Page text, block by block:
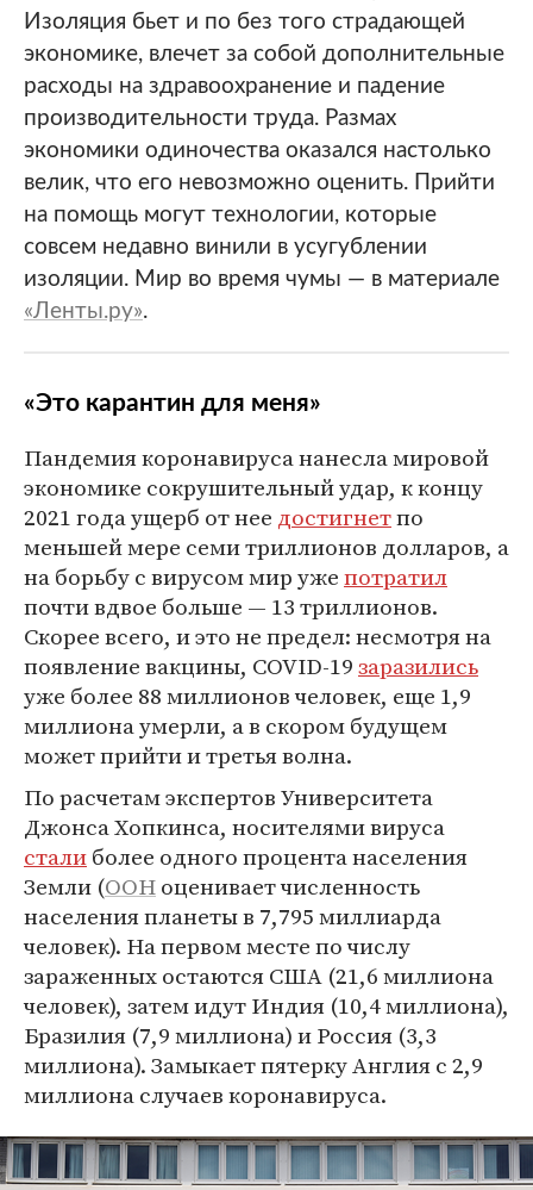
Изоляция бьет и по без того страдающей
экономике, влечет за собой дополнительные
расходы на здравоохранение и падение
производительности труда. Размах
экономики одиночества оказался настолько
велик, что его невозможно оценить. Прийти
на помощь могут технологии, которые
совсем недавно винили в усугублении
изоляции. Мир во время чумы — в материале
«Ленты.ру».
«Это карантин для меня»
Пандемия коронавируса нанесла мировой
экономике сокрушительный удар, к концу
2021 года ущерб от нее достигнетпо
меньшей мере семи триллионов долларов, а
на борьбу с вирусом мир ужепотратил
почти вдвое больше — 13 триллионов.
Скорее всего, и это не предел: несмотря на
появление вакцины, COVID-19заразились
уже более 88 миллионов человек, еще 1,9
миллиона умерли, а в скором будущем
может прийти и третья волна.
По расчетам экспертов Университета
Джонса Хопкинса, носителями вируса
сталиболее одного процента населения
Земли (ООНоценивает численность
населения планеты в 7,795 миллиарда
человек). На первом месте по числу
зараженных остаются США (21,6 миллиона
человек), затем идут Индия (10,4 миллиона),
Бразилия (7,9 миллиона) и Россия (3,3
миллиона). Замыкает пятерку Англия с 2,9
миллиона случаев коронавируса.